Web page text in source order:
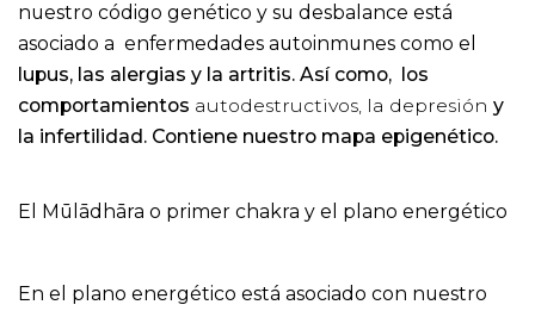
nuestro código genético y su desbalance está
asociado a enfermedades autoinmunes como el
lupus, las alergias y la artritis. Así como, los
comportamientos autodestructivos, la depresión y
la infertilidad. Contiene nuestro mapa epigenético.
El Mūlādhāra o primer chakra y el plano energético
En el plano energético está asociado con nuestro